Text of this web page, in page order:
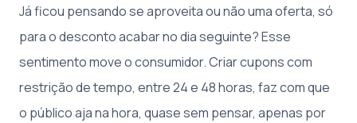
Já ficou pensando se aproveita ou não uma oferta, só
para o desconto acabar no dia seguinte? Esse
sentimento move o consumidor. Criar cupons com
restrição de tempo, entre 24 e 48 horas, faz com que
o público aja na hora, quase sem pensar, apenas por